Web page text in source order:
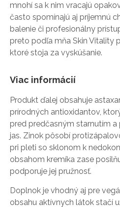
mnohí sa k nim vracajú
často spomínajú aj príjemnú
balenie či profesionálny
preto podľa mňa Skin Vitality
ktoré stoja za vyskúšanie.
Viac informácií
Produkt ďalej obsahuje
prírodných antioxidantov,
pred predčasným starnutím
jas. Zinok pôsobí
pri pleti so sklonom k
obsahom kremíka zase
podporuje jej pružnosť.
Doplnok je vhodný aj pre
obsahu aktívnych látok stačí